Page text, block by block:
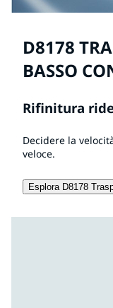
D8178
BASSO
Rifinitura
Decidere la
veloce.
Esplora D8178